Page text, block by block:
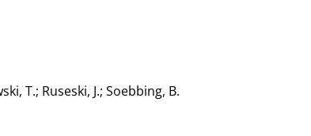
T.; Ruseski, J.; Soebbing, B.